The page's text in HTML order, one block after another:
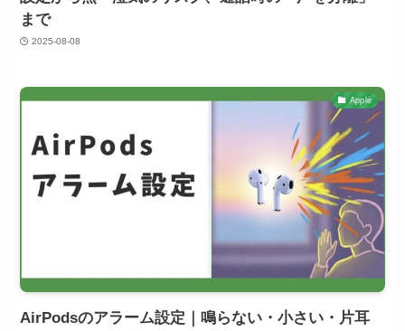
まで
2025-08-08
Apple
AirPodsのアラーム設定｜鳴らない・小さい・片耳